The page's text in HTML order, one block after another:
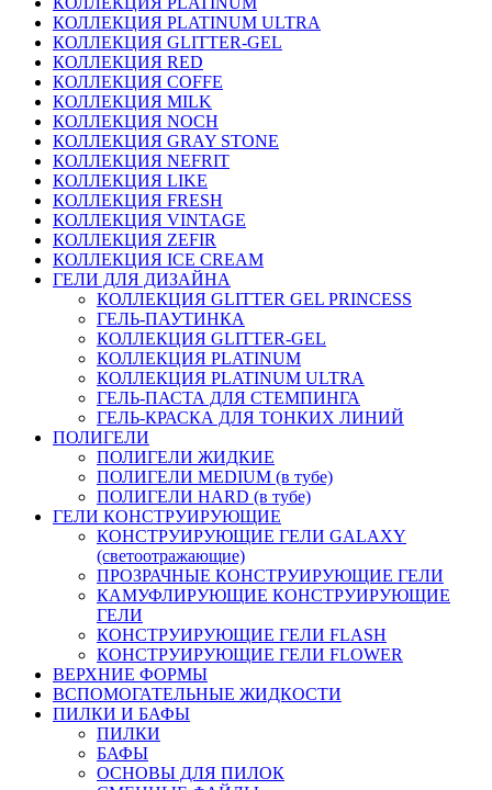
КОЛЛЕКЦИЯ PLATINUM ULTRA
КОЛЛЕКЦИЯ GLITTER-GEL
КОЛЛЕКЦИЯ RED
КОЛЛЕКЦИЯ COFFE
КОЛЛЕКЦИЯ MILK
КОЛЛЕКЦИЯ NOCH
КОЛЛЕКЦИЯ GRAY STONE
КОЛЛЕКЦИЯ NEFRIT
КОЛЛЕКЦИЯ LIKE
КОЛЛЕКЦИЯ FRESH
КОЛЛЕКЦИЯ VINTAGE
КОЛЛЕКЦИЯ ZEFIR
КОЛЛЕКЦИЯ ICE CREAM
ГЕЛИ ДЛЯ ДИЗАЙНА
КОЛЛЕКЦИЯ GLITTER GEL PRINCESS
ГЕЛЬ-ПАУТИНКА
КОЛЛЕКЦИЯ GLITTER-GEL
КОЛЛЕКЦИЯ PLATINUM
КОЛЛЕКЦИЯ PLATINUM ULTRA
ГЕЛЬ-ПАСТА ДЛЯ СТЕМПИНГА
ГЕЛЬ-КРАСКА ДЛЯ ТОНКИХ ЛИНИЙ
ПОЛИГЕЛИ
ПОЛИГЕЛИ ЖИДКИЕ
ПОЛИГЕЛИ MEDIUM (в тубе)
ПОЛИГЕЛИ HARD (в тубе)
ГЕЛИ КОНСТРУИРУЮЩИЕ
КОНСТРУИРУЮЩИЕ ГЕЛИ GALAXY
(светоотражающие)
ПРОЗРАЧНЫЕ КОНСТРУИРУЮЩИЕ ГЕЛИ
КАМУФЛИРУЮЩИЕ КОНСТРУИРУЮЩИЕ
ГЕЛИ
КОНСТРУИРУЮЩИЕ ГЕЛИ FLASH
КОНСТРУИРУЮЩИЕ ГЕЛИ FLOWER
ВЕРХНИЕ ФОРМЫ
ВСПОМОГАТЕЛЬНЫЕ ЖИДКОСТИ
ПИЛКИ И БАФЫ
ПИЛКИ
БАФЫ
ОСНОВЫ ДЛЯ ПИЛОК